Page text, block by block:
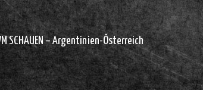
SCHAUEN – Argentinien-Österreich